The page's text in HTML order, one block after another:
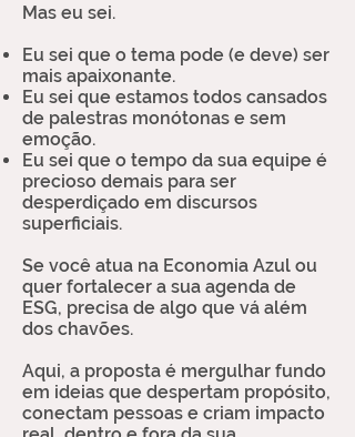
Mas eu sei.
Eu sei que o tema pode (e deve) ser
mais apaixonante.
Eu sei que estamos todos cansados
de palestras monótonas e sem
emoção.
Eu sei que o tempo da sua equipe é
precioso demais para ser
desperdiçado em discursos
superficiais.
Se você atua na Economia Azul ou
quer fortalecer a sua agenda de
ESG, precisa de algo que vá além
dos chavões.
Aqui, a proposta é mergulhar fundo
em ideias que despertam propósito,
conectam pessoas e criam impacto